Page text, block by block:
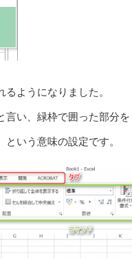
ようになりました。
い、緑枠で囲った部分を
いう意味の設定です。